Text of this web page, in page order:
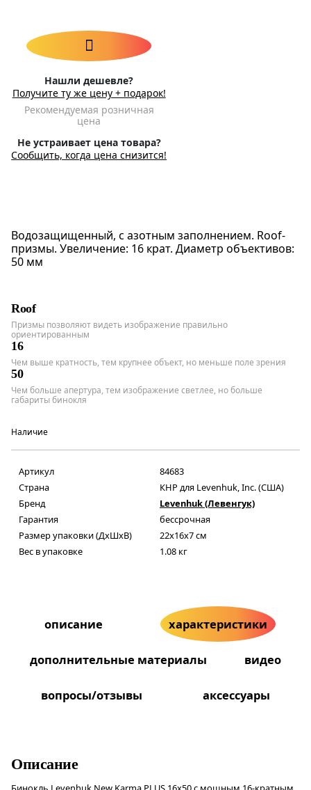
Нашли дешевле?
Получите ту же цену + подарок!
Рекомендуемая розничная
цена
Не устраивает цена товара?
Сообщить, когда цена снизится!
Водозащищенный, с азотным заполнением. Roof-
призмы. Увеличение: 16 крат. Диаметр объективов:
50 мм
Roof
Призмы позволяют видеть изображение правильно
ориентированным
16
Чем выше кратность, тем крупнее объект, но меньше поле зрения
50
Чем больше апертура, тем изображение светлее, но больше
габариты бинокля
Наличие
Артикул
84683
Страна
КНР для Levenhuk, Inc. (США)
Бренд
Levenhuk (Левенгук)
Гарантия
бессрочная
Размер упаковки (ДxШxВ)
22x16x7 см
Вес в упаковке
1.08 кг
описание характеристики
дополнительные материалы видео
вопросы/отзывы аксессуары
Описание